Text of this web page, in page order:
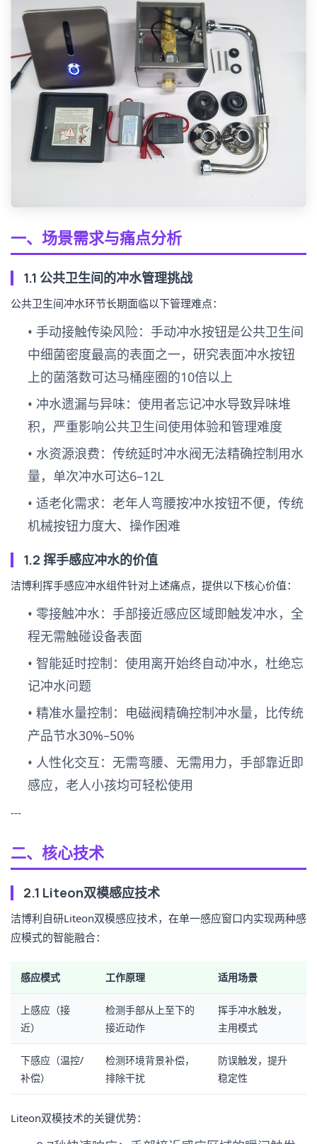
一、场景需求与痛点分析
1.1 公共卫生间的冲水管理挑战
公共卫生间冲水环节长期面临以下管理难点：
• 手动接触传染风险：手动冲水按钮是公共卫生间
中细菌密度最高的表面之一，研究表面冲水按钮
上的菌落数可达马桶座圈的10倍以上
• 冲水遗漏与异味：使用者忘记冲水导致异味堆
积，严重影响公共卫生间使用体验和管理难度
• 水资源浪费：传统延时冲水阀无法精确控制用水
量，单次冲水可达6–12L
• 适老化需求：老年人弯腰按冲水按钮不便，传统
机械按钮力度大、操作困难
1.2 挥手感应冲水的价值
洁博利挥手感应冲水组件针对上述痛点，提供以下核心价值：
• 零接触冲水：手部接近感应区域即触发冲水，全
程无需触碰设备表面
• 智能延时控制：使用离开始终自动冲水，杜绝忘
记冲水问题
• 精准水量控制：电磁阀精确控制冲水量，比传统
产品节水30%–50%
• 人性化交互：无需弯腰、无需用力，手部靠近即
感应，老人小孩均可轻松使用
---
二、核心技术
2.1 Liteon双模感应技术
洁博利自研Liteon双模感应技术，在单一感应窗口内实现两种感
应模式的智能融合：
感应模式 工作原理 适用场景
上感应（接
近）
检测手部从上至下的
接近动作
挥手冲水触发，
主用模式
下感应（温控/
补偿）
检测环境背景补偿，
排除干扰
防误触发，提升
稳定性
Liteon双模技术的关键优势：